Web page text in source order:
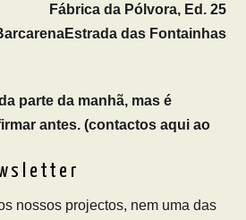
Fábrica da Pólvora, Ed. 25
Estrada das Fontainhas
parte da manhã, mas é
antes. (contactos aqui ao
nossos projectos, nem uma das